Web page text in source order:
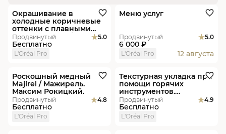
Окрашивание в
холодные коричневые
оттенки с плавными
переходами и бликами.
Александр Масловский.
Продвинутый 5.0
Бесплатно
L'Oréal Pro
Меню услуг
Продвинутый 5.0
6 000 ₽
L'Oréal Pro 12 августа
Роскошный медный
Majirel / Мажирель.
Максим Рокицкий.
Продвинутый 4.8
Бесплатно
L'Oréal Pro
Текстурная укладка при
помощи горячих
инструментов.
Александр Масловский.
Продвинутый 4.9
Бесплатно
L'Oréal Pro